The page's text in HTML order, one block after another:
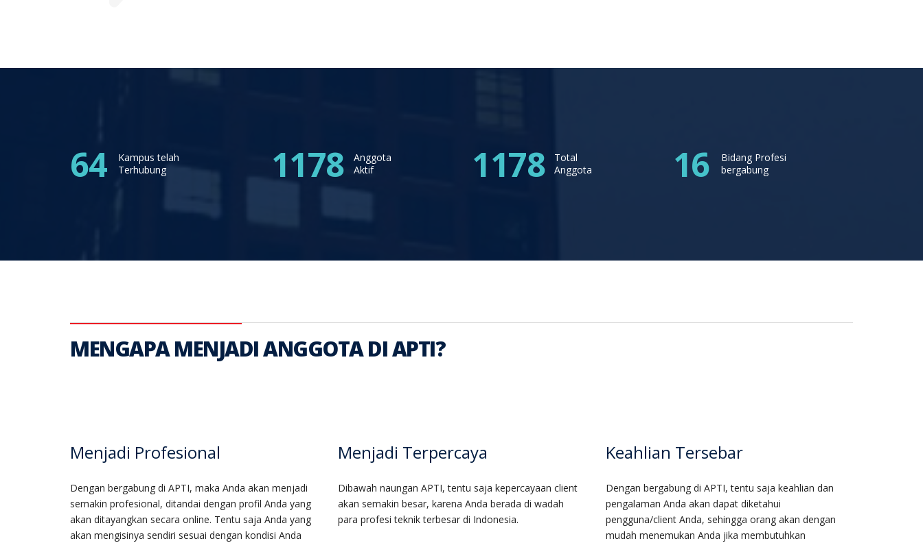
64
Kampus telah
Terhubung
1178
Anggota
Aktif
1178
Total
Anggota
16
Bidang Profesi
bergabung
MENGAPA MENJADI ANGGOTA DI APTI?
Menjadi Profesional
Dengan bergabung di APTI, maka Anda akan menjadi
semakin profesional, ditandai dengan profil Anda yang
akan ditayangkan secara online. Tentu saja Anda yang
akan mengisinya sendiri sesuai dengan kondisi Anda
Menjadi Terpercaya
Dibawah naungan APTI, tentu saja kepercayaan client
akan semakin besar, karena Anda berada di wadah
para profesi teknik terbesar di Indonesia.
Keahlian Tersebar
Dengan bergabung di APTI, tentu saja keahlian dan
pengalaman Anda akan dapat diketahui
pengguna/client Anda, sehingga orang akan dengan
mudah menemukan Anda jika membutuhkan